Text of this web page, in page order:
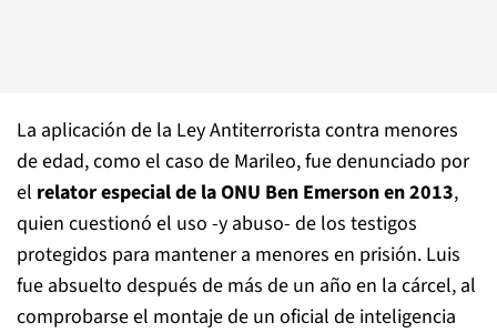
La aplicación de la Ley Antiterrorista contra menores
de edad, como el caso de Marileo, fue denunciado por
el relator especial de la ONU Ben Emerson en 2013,
quien cuestionó el uso -y abuso- de los testigos
protegidos para mantener a menores en prisión. Luis
fue absuelto después de más de un año en la cárcel, al
comprobarse el montaje de un oficial de inteligencia